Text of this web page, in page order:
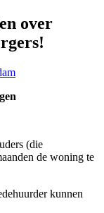
over
(die
de woning te
kunnen